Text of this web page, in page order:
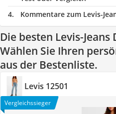
Kommentare zum Levis-
Die besten Levis-Jeans
Wählen Sie Ihren
aus der Bestenliste.
Levis 12501
Vergleichssieger